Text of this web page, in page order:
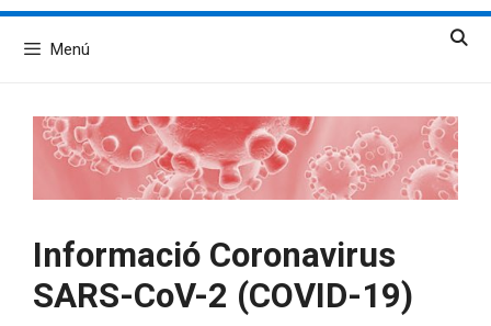
Menú
Informació Coronavirus
SARS-CoV-2 (COVID-19)